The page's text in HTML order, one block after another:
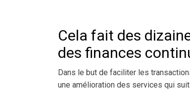
Cela fait des
des finances
Dans le but de faciliter les
une amélioration des services qui